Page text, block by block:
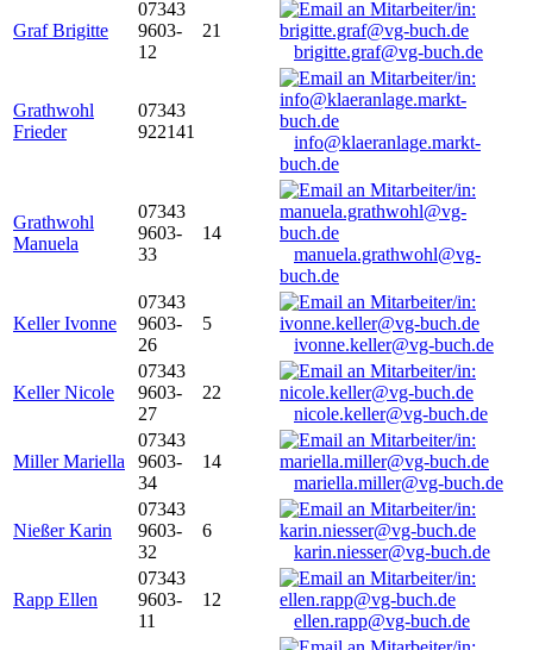
Graf Brigitte
07343
9603-
12
21
brigitte.graf@vg-buch.de
Grathwohl
Frieder
07343
922141
info@klaeranlage.markt-
buch.de
Grathwohl
Manuela
07343
9603-
33
14
manuela.grathwohl@vg-
buch.de
Keller Ivonne
07343
9603-
26
5
ivonne.keller@vg-buch.de
Keller Nicole
07343
9603-
27
22
nicole.keller@vg-buch.de
Miller Mariella
07343
9603-
34
14
mariella.miller@vg-buch.de
Nießer Karin
07343
9603-
32
6
karin.niesser@vg-buch.de
Rapp Ellen
07343
9603-
11
12
ellen.rapp@vg-buch.de